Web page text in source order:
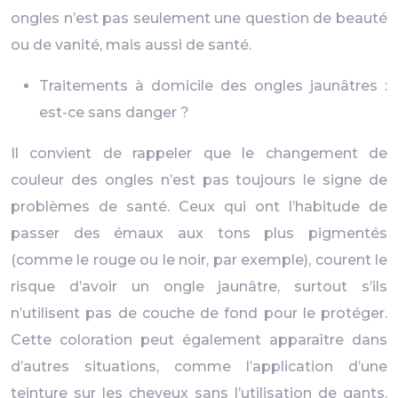
ongles n’est pas seulement une question de beauté
ou de vanité, mais aussi de santé.
Traitements à domicile des ongles jaunâtres :
est-ce sans danger ?
Il convient de rappeler que le changement de
couleur des ongles n’est pas toujours le signe de
problèmes de santé. Ceux qui ont l’habitude de
passer des émaux aux tons plus pigmentés
(comme le rouge ou le noir, par exemple), courent le
risque d’avoir un ongle jaunâtre, surtout s’ils
n’utilisent pas de couche de fond pour le protéger.
Cette coloration peut également apparaître dans
d’autres situations, comme l’application d’une
teinture sur les cheveux sans l’utilisation de gants.